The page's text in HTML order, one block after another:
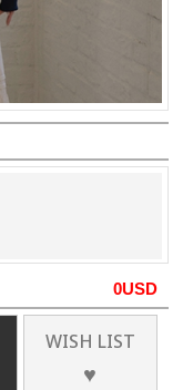
0USD
WISH LIST
♥